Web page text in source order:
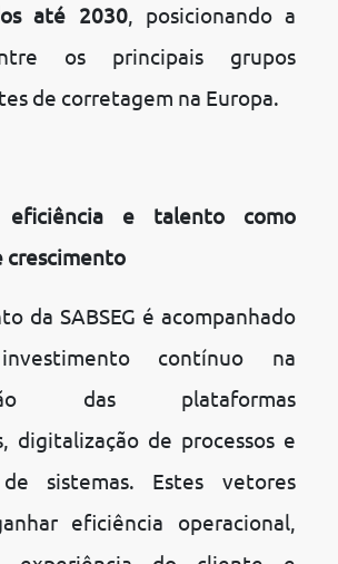
até 2030, posicionando a
os principais grupos
de corretagem na Europa.
eficiência e talento como
crescimento
da SABSEG é acompanhado
contínuo na
das plataformas
digitalização de processos e
sistemas. Estes vetores
eficiência operacional,